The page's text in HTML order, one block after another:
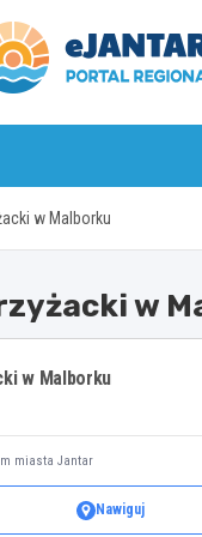
w Malborku
w
w Malborku
miasta Jantar
Nawiguj